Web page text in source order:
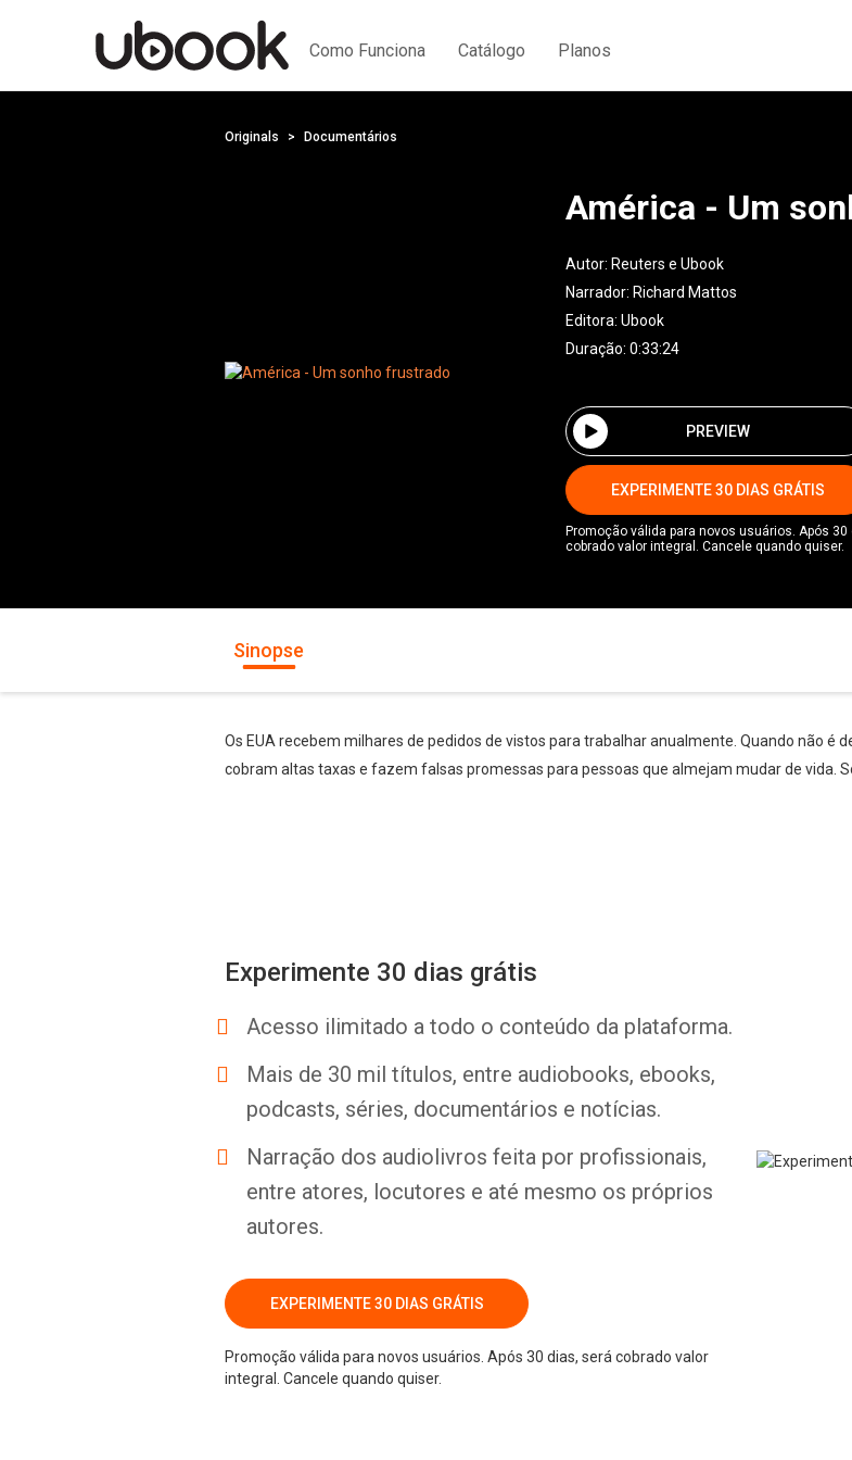
Como Funciona Catálogo Planos
Originals Documentários
América - Um
Autor: Reuters e Ubook
Narrador: Richard Mattos
Editora: Ubook
Duração: 0:33:24
PREVIEW
EXPERIMENTE 30 DIAS GRÁTIS
Promoção válida para novos usuários. Após 30
cobrado valor integral. Cancele quando quiser.
Sinopse
Os EUA recebem milhares de pedidos de vistos para trabalhar anualmente. Quando não é
cobram altas taxas e fazem falsas promessas para pessoas que almejam mudar de vida.
Experimente 30 dias grátis
Acesso ilimitado a todo o conteúdo da plataforma.
Mais de 30 mil títulos, entre audiobooks, ebooks,
podcasts, séries, documentários e notícias.
Narração dos audiolivros feita por profissionais,
entre atores, locutores e até mesmo os próprios
autores.
EXPERIMENTE 30 DIAS GRÁTIS
Promoção válida para novos usuários. Após 30 dias, será cobrado valor
integral. Cancele quando quiser.
Whatsapp Facebook